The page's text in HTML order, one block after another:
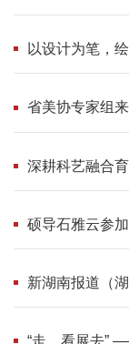
以设计为笔，
省美协专家组
深耕科艺融合
硕导石雅云参
新湖南报道‌（